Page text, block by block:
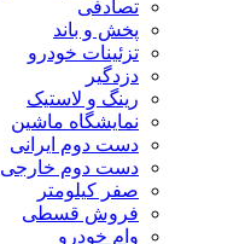
تصادفی
پخش و باند
تزئینات خودرو
دزدگیر
رینگ و لاستیک
نمایشگاه ماشین
دست دوم ایرانی
دست دوم خارجی
صفر کیلومتر
فروش قسطی
وام خودرو